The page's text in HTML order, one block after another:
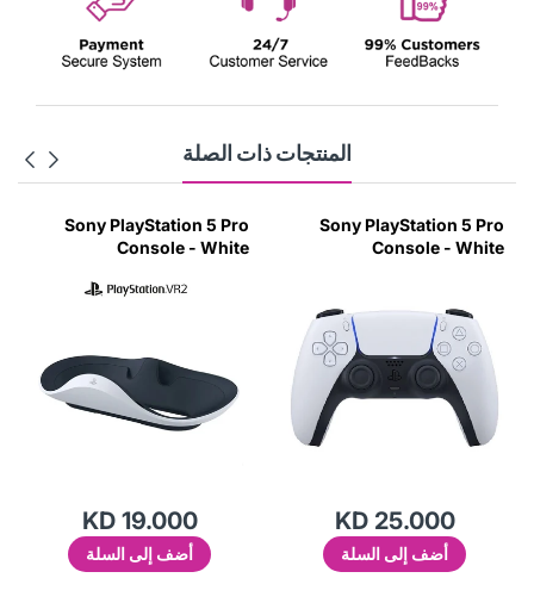
المنتجات ذات الصلة
Sony PlayStation 5 Pro
Console - White
KD 25.000
أضف إلى السلة
Sony PlayStation 5 Pro
Console - White
KD 19.000
أضف إلى السلة